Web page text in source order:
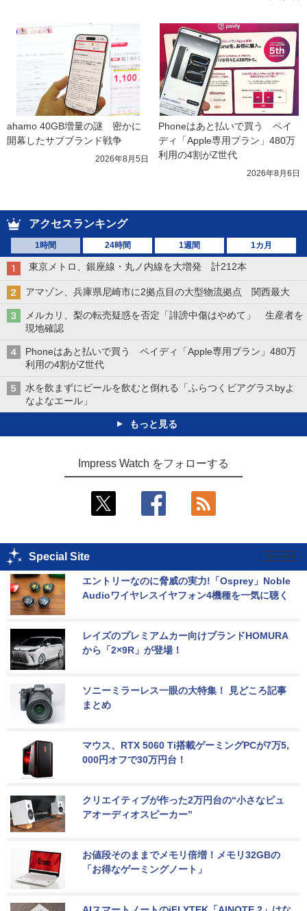
ahamo 40GB増量の謎　密かに
開幕したサブブランド戦争
2026年8月5日
Phoneはあと払いで買う　ペイ
ディ「Apple専用プラン」480万
利用の4割がZ世代
2026年8月6日
アクセスランキング
1時間 24時間 1週間 1カ月
東京メトロ、銀座線・丸ノ内線を大増発 計212本
アマゾン、兵庫県尼崎市に2拠点目の大型物流拠点 関西最大
メルカリ、梨の転売疑惑を否定「誹謗中傷はやめて」 生産者を
現地確認
Phoneはあと払いで買う ペイディ「Apple専用プラン」480万
利用の4割がZ世代
水を飲まずにビールを飲むと倒れる「ふらつくビアグラスbyよ
なよなエール」
もっと見る
Impress Watch をフォローする
Special Site
エントリーなのに脅威の実力!「Osprey」Noble
Audioワイヤレスイヤフォン4機種を一気に聴く
レイズのプレミアムカー向けブランドHOMURA
から「2×9R」が登場！
ソニーミラーレス一眼の大特集！ 見どころ記事
まとめ
マウス、RTX 5060 Ti搭載ゲーミングPCが7万5,
000円オフで30万円台！
クリエイティブが作った2万円台の“小さなピュ
アオーディオスピーカー”
お値段そのままでメモリ倍増！メモリ32GBの
「お得なゲーミングノート」